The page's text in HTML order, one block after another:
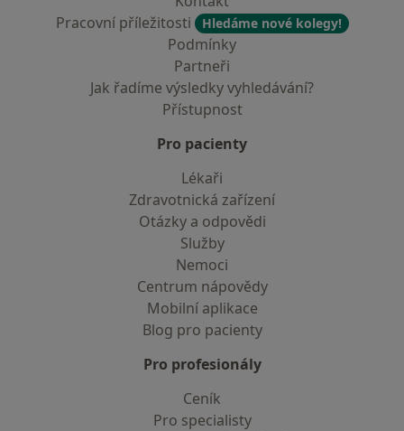
Pracovní příležitosti
Hledáme nové kolegy!
Podmínky
Partneři
Jak řadíme výsledky vyhledávání?
Přístupnost
Pro pacienty
Lékaři
Zdravotnická zařízení
Otázky a odpovědi
Služby
Nemoci
Centrum nápovědy
Mobilní aplikace
Blog pro pacienty
Pro profesionály
Ceník
Pro specialisty